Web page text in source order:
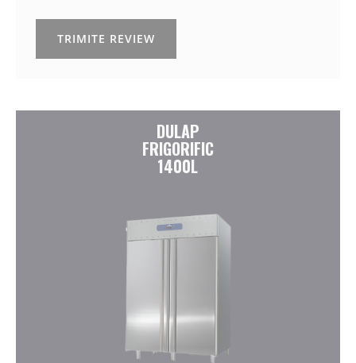
TRIMITE REVIEW
DULAP
FRIGORIFIC
1400L